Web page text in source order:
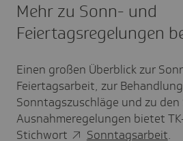
Mehr zu Sonn- und
Feiertagsregelungen
Einen großen Überblick zur
Feiertagsarbeit, zur
Sonntagszuschläge und zu
Ausnahmeregelungen bietet
Stichwort
Sonntagsarbeit.